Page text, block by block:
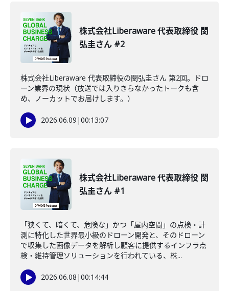
株式会社Liberaware 代表取締役 閔
弘圭さん #2
株式会社Liberaware 代表取締役の閔弘圭さん 第2回。ドロ
ーン業界の現状（放送では入りきらなかったトークも含
め、ノーカットでお届けします。）
2026.06.09 |00:13:07
株式会社Liberaware 代表取締役 閔
弘圭さん #1
「狭くて、暗くて、危険な」かつ「屋内空間」の点検・計
測に特化した世界最小級のドローン開発と、そのドローン
で収集した画像データを解析し顧客に提供するインフラ点
検・維持管理ソリューションを行われている、株...
2026.06.08 |00:14:44